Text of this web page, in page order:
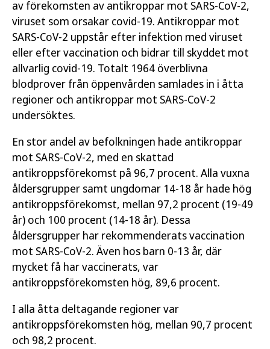
av förekomsten av antikroppar mot SARS-CoV-2,
viruset som orsakar covid-19. Antikroppar mot
SARS-CoV-2 uppstår efter infektion med viruset
eller efter vaccination och bidrar till skyddet mot
allvarlig covid-19. Totalt 1964 överblivna
blodprover från öppenvården samlades in i åtta
regioner och antikroppar mot SARS-CoV-2
undersöktes.
En stor andel av befolkningen hade antikroppar
mot SARS-CoV-2, med en skattad
antikroppsförekomst på 96,7 procent. Alla vuxna
åldersgrupper samt ungdomar 14-18 år hade hög
antikroppsförekomst, mellan 97,2 procent (19-49
år) och 100 procent (14-18 år). Dessa
åldersgrupper har rekommenderats vaccination
mot SARS-CoV-2. Även hos barn 0-13 år, där
mycket få har vaccinerats, var
antikroppsförekomsten hög, 89,6 procent.
I alla åtta deltagande regioner var
antikroppsförekomsten hög, mellan 90,7 procent
och 98,2 procent.
Författare:
Folkhälsomyndigheten
Publicerad: 31 oktober 2023
Artikelnummer: 23255
Öppna publikationen
Läs publikation